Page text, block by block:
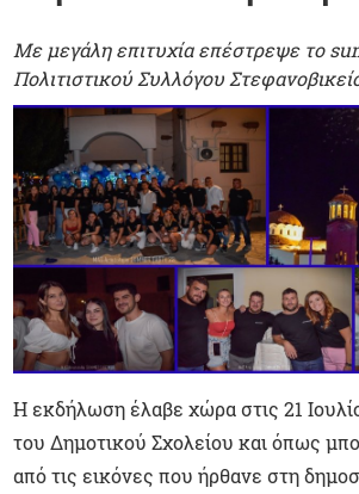
Με μεγάλη επιτυχία επέστρεψε το
Πολιτιστικού Συλλόγου
Η εκδήλωση έλαβε χώρα στις 21
του Δημοτικού Σχολείου και όπως
από τις εικόνες που ήρθανε στη